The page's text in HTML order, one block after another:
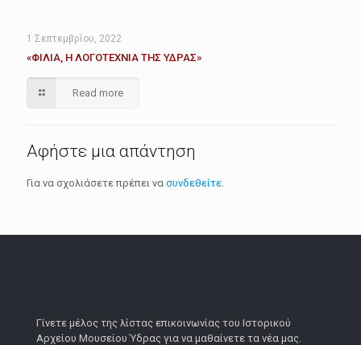
1 Σεπτεμβρίου, 2022
«ΦΙΛΙΑ, Η ΛΟΓΟΤΕΧΝΙΑ ΤΗΣ ΥΔΡΑΣ»
Read more
Αφήστε μια απάντηση
Για να σχολιάσετε πρέπει να συνδεθείτε.
Γίνετε μέλος της λίστας επικοινωνίας του Ιστορικού
Αρχείου Μουσείου Ύδρας για να μαθαίνετε τα νέα μας.